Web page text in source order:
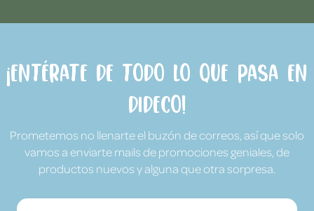
¡Entérate de todo lo que pasa en
Dideco!
Prometemos no llenarte el buzón de correos, así que solo
vamos a enviarte mails de promociones geniales, de
productos nuevos y alguna que otra sorpresa.